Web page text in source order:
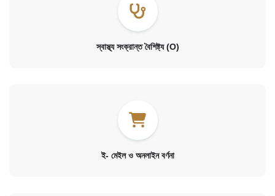
স্বাস্থ্য সংক্রান্ত বৈশিষ্ট্য (O)
ই- মেইল ও অনলাইন বর্ণনা